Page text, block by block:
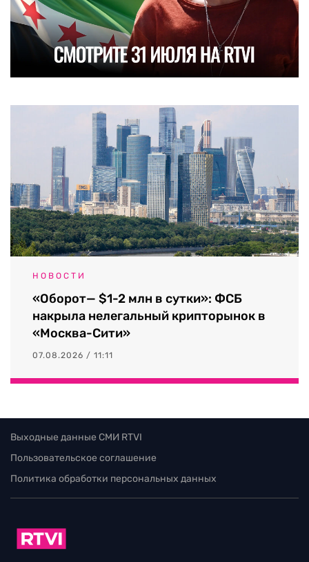
НОВОСТИ
«Оборот— $1-2 млн в сутки»: ФСБ
накрыла нелегальный крипторынок в
«Москва-Сити»
07.08.2026 / 11:11
Выходные данные СМИ RTVI
Пользовательское соглашение
Политика обработки персональных данных